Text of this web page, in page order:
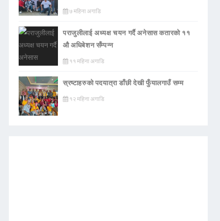
७ महिना अगाडि
पराजुलीलाई अध्यक्ष चयन गर्दै अनेसास कतारको ११
औ अधिबेशन सँम्पन्न
११ महिना अगाडि
स्रष्टाहरुको पदयात्रा डाँछी देखी फुँयालगाउँ सम्म
१२ महिना अगाडि